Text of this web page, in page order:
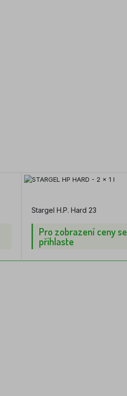
Stargel H.P. Hard 23
Pro zobrazení ceny se
přihlaste